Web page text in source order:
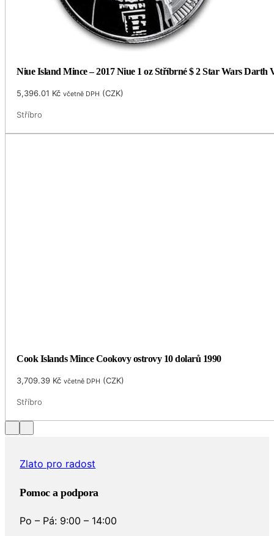
Niue Island Mince – 2017 Niue 1 oz Stříbrné $ 2 Star Wars Darth
5,396.01 Kč včetně DPH (CZK)
Stříbro
Cook Islands Mince Cookovy ostrovy 10 dolarů 1990
3,709.39 Kč včetně DPH (CZK)
Stříbro
Zlato pro radost
Pomoc a podpora
Po – Pá: 9:00 – 14:00